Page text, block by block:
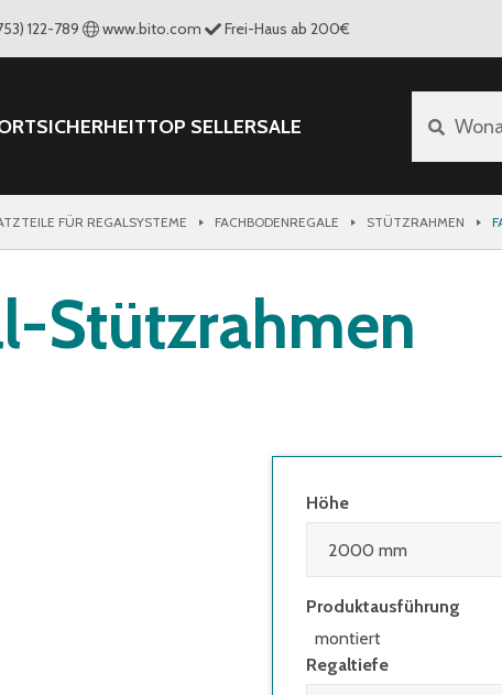
122-789 www.bito.com Frei-Haus ab 200€
SICHERHEITTOP SELLERSALE
FÜR REGALSYSTEME FACHBODENREGALE STÜTZRAHMEN
Stützrahmen
Höhe
Produktausführung
montiert
Regaltiefe